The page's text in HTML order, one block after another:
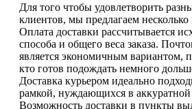
Для того чтобы удовлетворить
клиентов, мы предлагаем несколько
Оплата доставки рассчитывается
способа и общего веса заказа.
является экономичным вариантом,
кто готов подождать немного
Доставка курьером идеально
рамкой, нуждающихся в аккуратной
Возможность доставки в пункты